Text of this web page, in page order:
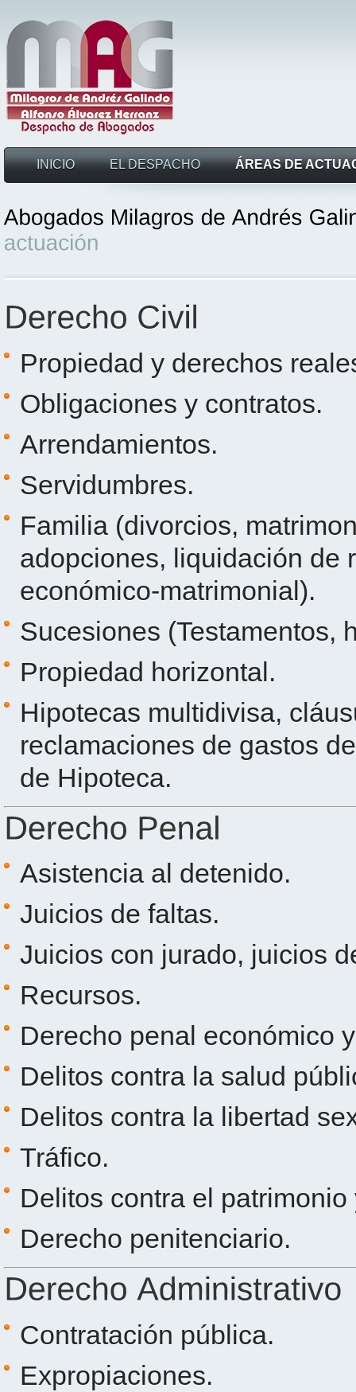
INICIO EL DESPACHO ÁREAS DE
Propiedad y derechos
Obligaciones y contratos.
Arrendamientos.
Servidumbres.
Familia (divorcios,
adopciones, liquidación de
económico-matrimonial).
Sucesiones (Testamentos,
Propiedad horizontal.
Hipotecas multidivisa,
reclamaciones de gastos
de Hipoteca.
Asistencia al detenido.
Juicios de faltas.
Juicios con jurado, juicios
Recursos.
Derecho penal económico
Delitos contra la salud
Delitos contra la libertad
Tráfico.
Delitos contra el
Derecho penitenciario.
Contratación pública.
Expropiaciones.